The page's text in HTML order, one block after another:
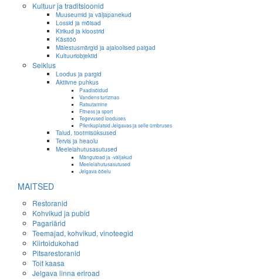
Kultuur ja traditsioonid
Muuseumid ja väljapanekud
Lossid ja mõisad
Kirikud ja kloostrid
Käsitöö
Mälestusmärgid ja ajaloolised paigad
Kultuuriobjektid
Seiklus
Loodus ja pargid
Aktiivne puhkus
Paadisõidud
Vandens turizmas
Ratsutamine
Fitness ja sport
Tegevused looduses
Piknikuplatsid Jelgavas ja selle ümbruses
Talud, tootmisüksused
Tervis ja heaolu
Meelelahutusasutused
Mängutoad ja -väljakud
Meelelahutusasutused
Jelgava ööelu
MAITSED
Restoranid
Kohvikud ja pubid
Pagariärid
Teemajad, kohvikud, vinoteegid
Kiirtoidukohad
Pitsarestoranid
Toit kaasa
Jelgava linna eriroad